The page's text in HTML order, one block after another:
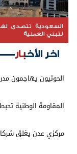
السعودية تتصدى
لتبني العملية
اخر الأخبار
الحوثيون يهاجمون
المقاومة الوطنية
مركزي عدن يغلق